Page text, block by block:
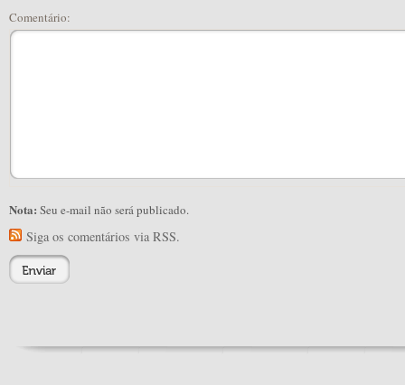
Comentário:
Nota: Seu e-mail não será publicado.
Siga os comentários via RSS.